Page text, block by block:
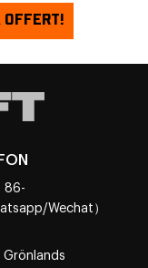
OFFERT!
86-
Wechat）